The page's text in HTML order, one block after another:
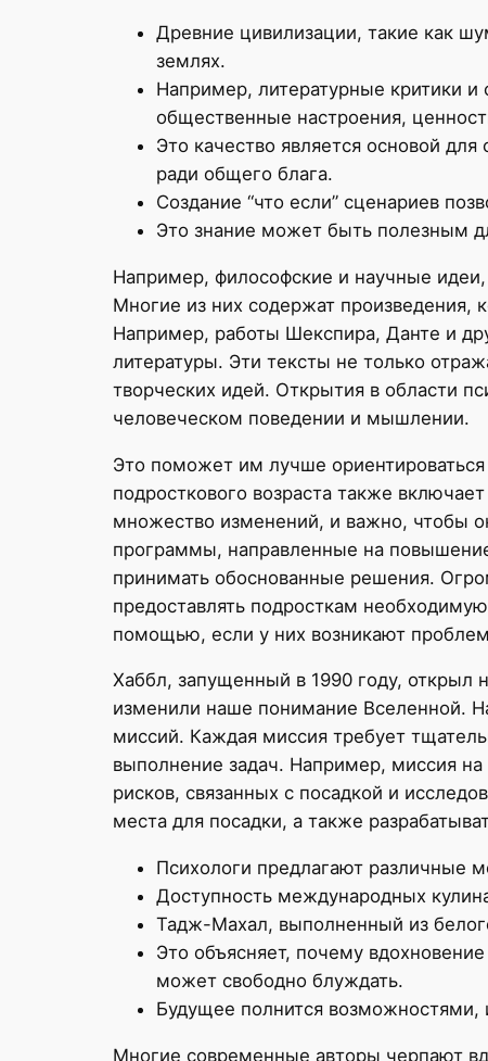
Древние цивилизации, такие как
землях.
Например, литературные критики
общественные настроения,
Это качество является основой
ради общего блага.
Создание “что если” сценариев
Это знание может быть полезным
Например, философские и научные
Многие из них содержат произведения,
Например, работы Шекспира, Данте и
литературы. Эти тексты не только
творческих идей. Открытия в области
человеческом поведении и мышлении.
Это поможет им лучше
подросткового возраста также
множество изменений, и важно, чтобы
программы, направленные на
принимать обоснованные решения.
предоставлять подросткам
помощью, если у них возникают
Хаббл, запущенный в 1990 году, открыл
изменили наше понимание Вселенной.
миссий. Каждая миссия требует
выполнение задач. Например, миссия
рисков, связанных с посадкой и
места для посадки, а также
Психологи предлагают различные
Доступность международных
Тадж-Махал, выполненный из
Это объясняет, почему
может свободно блуждать.
Будущее полнится возможностями,
Многие современные авторы черпают